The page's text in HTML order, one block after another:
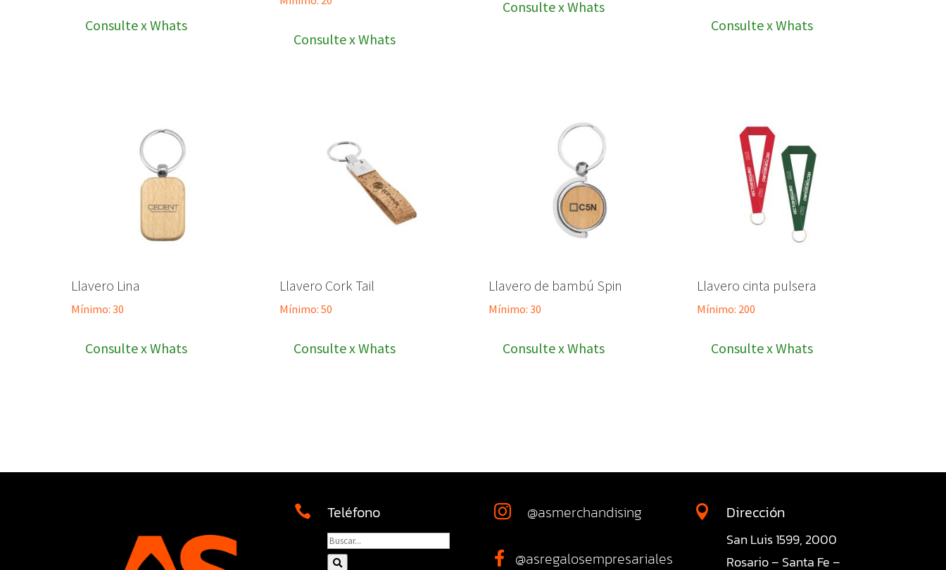
Consulte x Whats
Consulte x Whats
Consulte x Whats
Consulte x Whats
Llavero Lina
Mínimo: 30
Consulte x Whats
​Llavero Cork Tail
Mínimo: 50
Consulte x Whats
Llavero de bambú Spin
Mínimo: 30
Consulte x Whats
Llavero cinta pulsera
Mínimo: 200
Consulte x Whats
 Teléfono  @asmerchandising
 @asregalosempresariales
 Dirección
San Luis 1599, 2000
Rosario – Santa Fe –